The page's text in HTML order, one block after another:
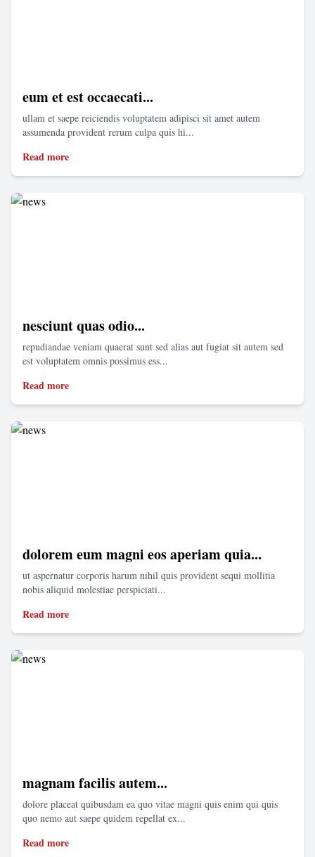
eum et est occaecati...
ullam et saepe reiciendis voluptatem adipisci sit amet autem
assumenda provident rerum culpa quis hi...
Read more
nesciunt quas odio...
repudiandae veniam quaerat sunt sed alias aut fugiat sit autem sed
est voluptatem omnis possimus ess...
Read more
dolorem eum magni eos aperiam quia...
ut aspernatur corporis harum nihil quis provident sequi mollitia
nobis aliquid molestiae perspiciati...
Read more
magnam facilis autem...
dolore placeat quibusdam ea quo vitae magni quis enim qui quis
quo nemo aut saepe quidem repellat ex...
Read more